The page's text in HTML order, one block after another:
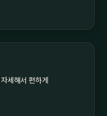
세해서 편하게